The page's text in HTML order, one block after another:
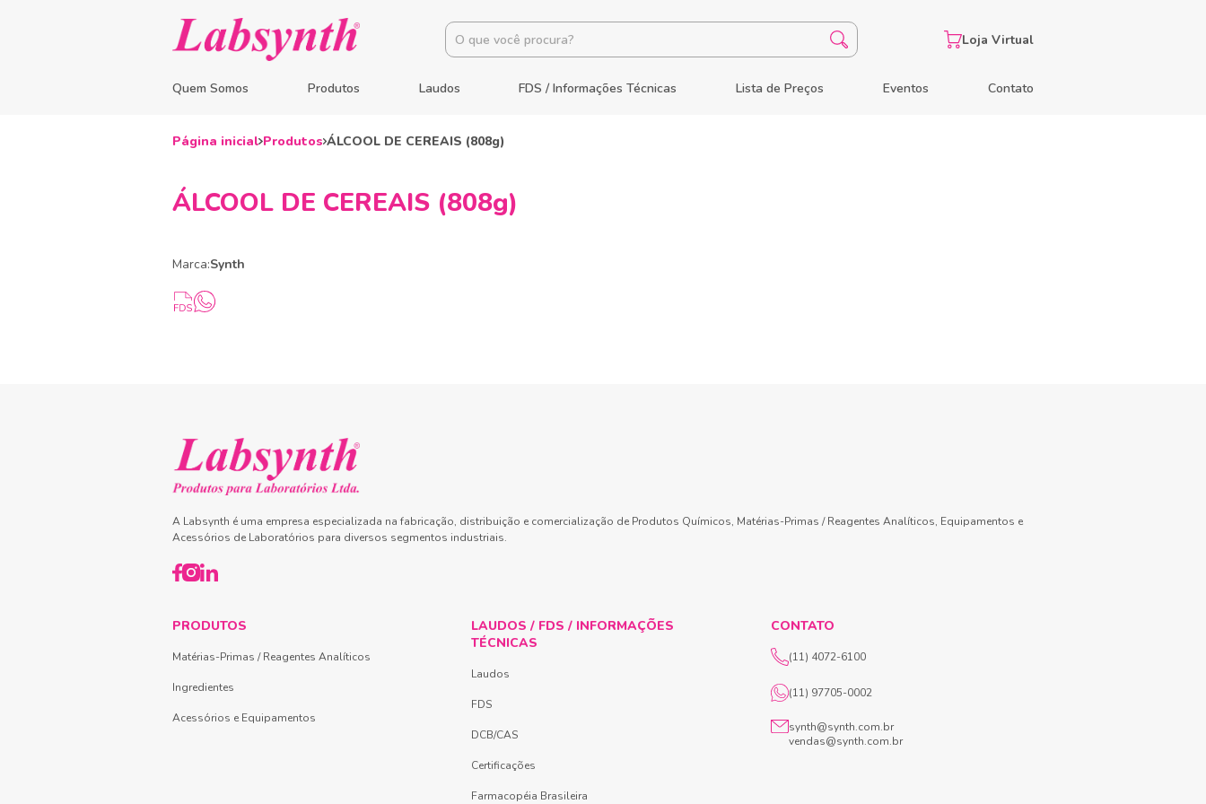
Quem Somos Produtos Laudos FDS / Informações Técnicas Lista de Preços Eventos Contato
Loja Virtual
Página inicial Produtos ÁLCOOL DE CEREAIS (808g)
ÁLCOOL DE CEREAIS (808g)
Marca:Synth
A Labsynth é uma empresa especializada na fabricação, distribuição e comercialização de Produtos Químicos, Matérias-Primas / Reagentes Analíticos, Equipamentos e
Acessórios de Laboratórios para diversos segmentos industriais.
PRODUTOS
Matérias-Primas / Reagentes Analíticos
Ingredientes
Acessórios e Equipamentos
LAUDOS / FDS / INFORMAÇÕES
TÉCNICAS
Laudos
FDS
DCB/CAS
Certificações
Farmacopéia Brasileira
CONTATO
(11) 4072-6100
(11) 97705-0002
synth@synth.com.br
vendas@synth.com.br